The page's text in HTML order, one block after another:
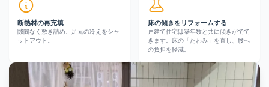
断熱材の再充填
隙間なく敷き詰め、足元の冷えをシャ
ットアウト。
床の傾きをリフォームする
戸建て住宅は築年数と共に傾きがでて
きます。床の「たわみ」を直し、腰へ
の負担を軽減。